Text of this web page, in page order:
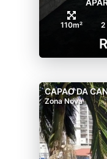
110m² 2
CAPAO DA
Zona Nova